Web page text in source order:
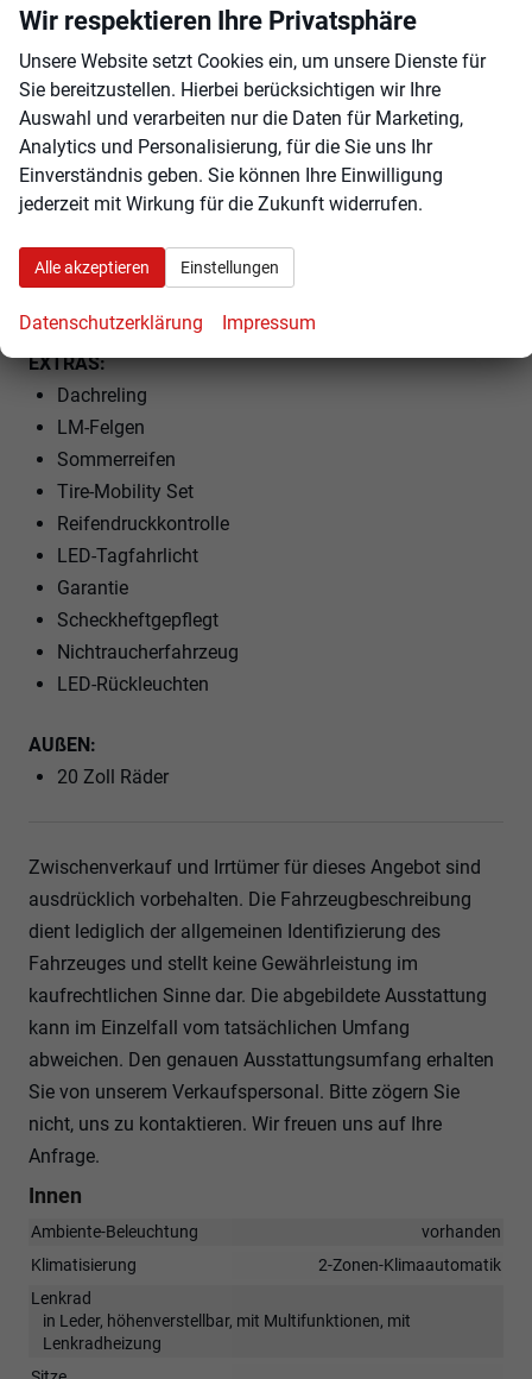
Vordersitze höhenverstellbar
Armlehnen vorne und hinten
ISOFIX am Beifahrersitz
Kindersitzvorbereitung (ISOFIX)
Rücksitzbank teilbar
Sportlenkrad
Lenkradheizung
EXTRAS:
Dachreling
LM-Felgen
Sommerreifen
Tire-Mobility Set
Reifendruckkontrolle
LED-Tagfahrlicht
Garantie
Scheckheftgepflegt
Nichtraucherfahrzeug
LED-Rückleuchten
AUßEN:
20 Zoll Räder
Zwischenverkauf und Irrtümer für dieses Angebot sind
ausdrücklich vorbehalten. Die Fahrzeugbeschreibung
dient lediglich der allgemeinen Identifizierung des
Fahrzeuges und stellt keine Gewährleistung im
kaufrechtlichen Sinne dar. Die abgebildete Ausstattung
kann im Einzelfall vom tatsächlichen Umfang
abweichen. Den genauen Ausstattungsumfang erhalten
Sie von unserem Verkaufspersonal. Bitte zögern Sie
nicht, uns zu kontaktieren. Wir freuen uns auf Ihre
Anfrage.
Innen
Ambiente-Beleuchtung
vorhanden
Klimatisierung
2-Zonen-Klimaautomatik
Lenkrad
in Leder, höhenverstellbar, mit Multifunktionen, mit
Lenkradheizung
Wir respektieren Ihre Privatsphäre
Unsere Website setzt Cookies ein, um unsere Dienste für
Sie bereitzustellen. Hierbei berücksichtigen wir Ihre
Auswahl und verarbeiten nur die Daten für Marketing,
Analytics und Personalisierung, für die Sie uns Ihr
Einverständnis geben. Sie können Ihre Einwilligung
jederzeit mit Wirkung für die Zukunft widerrufen.
Alle akzeptieren Einstellungen
Datenschutzerklärung Impressum